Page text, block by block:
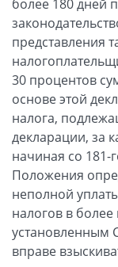
более 180 дней
представления
30 процентов
основе этой
налога,
декларации, за
начиная со 181-
Положения
неполной
налогов в
установленным
вправе